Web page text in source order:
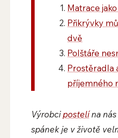
Matrace
Přikrývky
dvě
Polštáře
Prostěradla
příjemného
Výrobcipostelína nás
spánek je v životě